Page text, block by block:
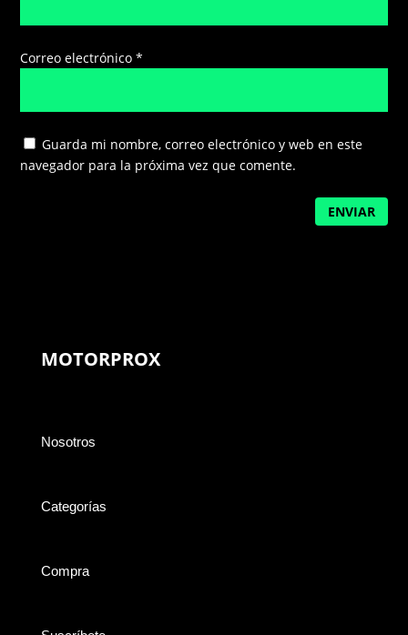
Correo electrónico*
Guarda mi nombre, correo electrónico y web en este
navegador para la próxima vez que comente.
ENVIAR
MOTORPROX
Nosotros
Categorías
Compra